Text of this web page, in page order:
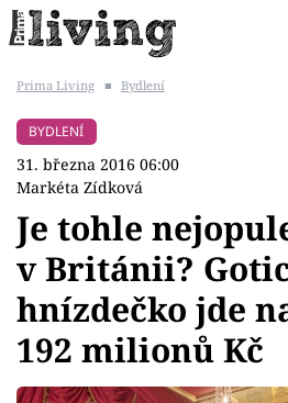
BYDLENÍ SLAVNÝCH
Témata
Bydlení
Zahrada
Prima Living ■ Bydlení
BYDLENÍ
31. března 2016 06:00
Markéta Zídková
Je tohle
v Británii?
hnízdečko jde
192 milionů Kč